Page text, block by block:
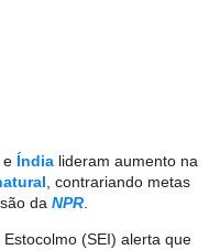
e Índia lideram aumento na
, contrariando metas
da NPR
(SEI) alerta que